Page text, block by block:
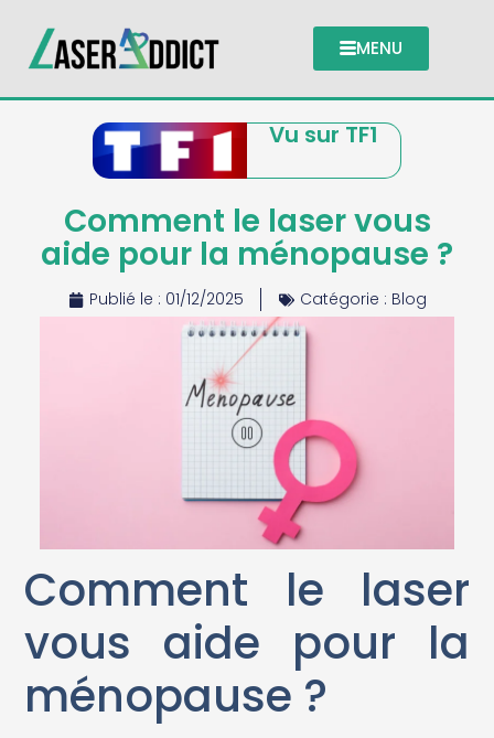
MENU
Vu sur TF1
Comment le laser vous
aide pour la ménopause ?
Publié le : 01/12/2025 Catégorie : Blog
Comment le laser
vous aide pour la
ménopause ?